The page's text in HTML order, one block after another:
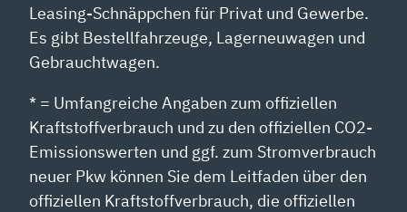
Leasing-Schnäppchen für Privat und Gewerbe.
Es gibt Bestellfahrzeuge, Lagerneuwagen und
Gebrauchtwagen.
* = Umfangreiche Angaben zum offiziellen
Kraftstoffverbrauch und zu den offiziellen CO2-
Emissionswerten und ggf. zum Stromverbrauch
neuer Pkw können Sie dem Leitfaden über den
offiziellen Kraftstoffverbrauch, die offiziellen